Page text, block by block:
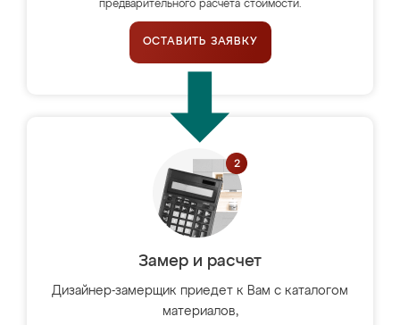
предварительного расчёта стоимости.
ОСТАВИТЬ ЗАЯВКУ
Замер и расчет
Дизайнер-замерщик приедет к Вам с каталогом
материалов,